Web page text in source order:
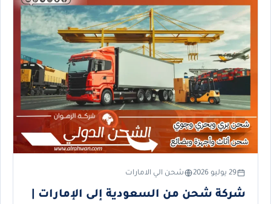
29 يوليو 2026 شحن الي الامارات
شركة شحن من السعودية إلى الإمارات |